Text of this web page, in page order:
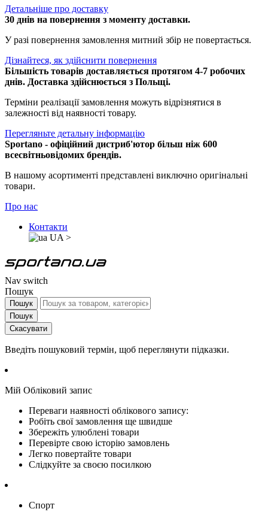
Детальніше про доставку
30 днів на повернення з моменту доставки.
У разі повернення замовлення митний збір не повертається.
Дізнайтеся, як здійснити повернення
Більшість товарів доставляється протягом 4-7 робочих
днів. Доставка здійснюється з Польщі.
Терміни реалізації замовлення можуть відрізнятися в
залежності від наявності товару.
Перегляньте детальну інформацію
Sportano - офіційний дистриб'ютор більш ніж 600
всесвітньовідомих брендів.
В нашому асортименті представлені виключно оригінальні
товари.
Про нас
Контакти
UA >
Nav switch
Пошук
Пошук
Пошук
Скасувати
Введіть пошуковий термін, щоб переглянути підказки.
Мій Обліковий запис
Переваги наявності облікового запису:
Робіть свої замовлення ще швидше
Збережіть улюблені товари
Перевірте свою історію замовлень
Легко повертайте товари
Слідкуйте за своєю посилкою
Спорт